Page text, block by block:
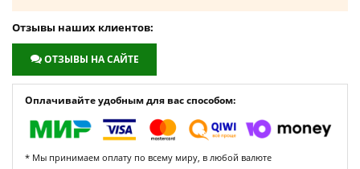
Отзывы наших клиентов:
ОТЗЫВЫ НА САЙТЕ
Оплачивайте удобным для вас способом:
* Мы принимаем оплату по всему миру, в любой валюте